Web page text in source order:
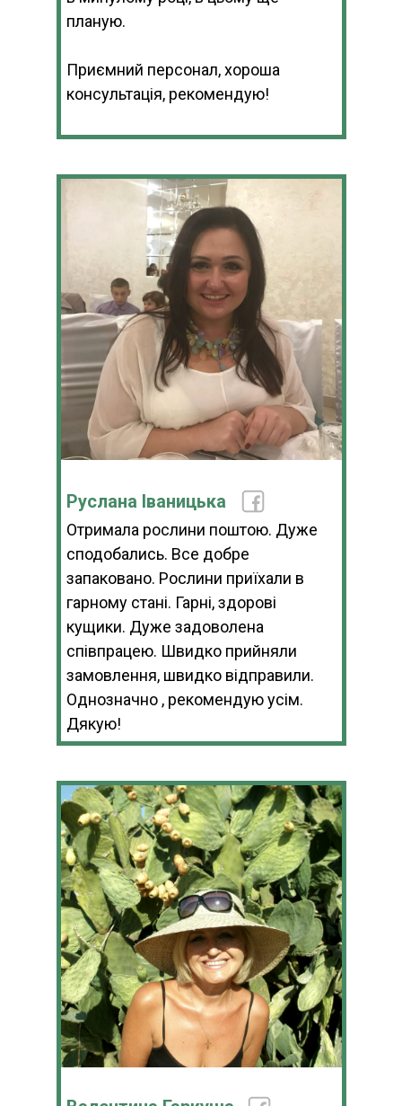
планую.
Приємний персонал, хороша
консультація, рекомендую!
Руслана Іваницька
Отримала рослини поштою. Дуже
сподобались. Все добре
запаковано. Рослини приїхали в
гарному стані. Гарні, здорові
кущики. Дуже задоволена
співпрацею. Швидко прийняли
замовлення, швидко відправили.
Однозначно , рекомендую усім.
Дякую!